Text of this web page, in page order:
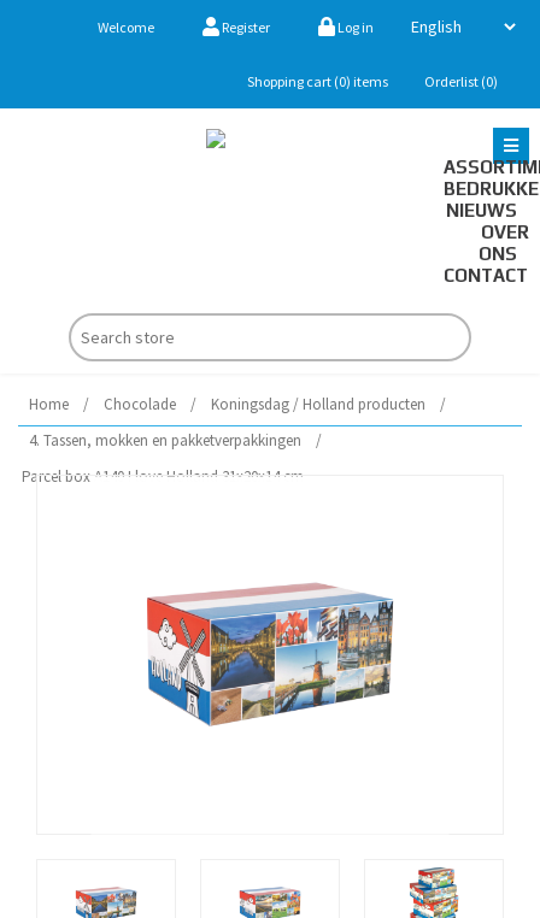
Welcome Register Log in
Shopping cart (0) items Orderlist (0)
NIEUWS
OVER
ONS
CONTACT
Home / Chocolade / Koningsdag / Holland producten
/
4. Tassen, mokken en pakketverpakkingen
/
Parcel box A140 I love Holland 31x20x14 cm